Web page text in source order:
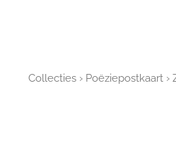
Collecties › Poëziepostkaart ›